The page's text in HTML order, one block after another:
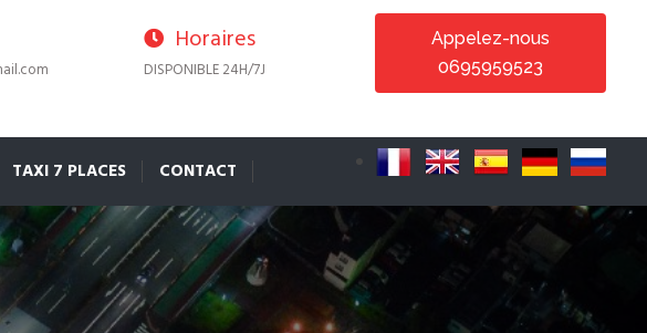
Horaires
DISPONIBLE 24H/7J
Appelez-nous
0695959523
TAXI 7 PLACES CONTACT